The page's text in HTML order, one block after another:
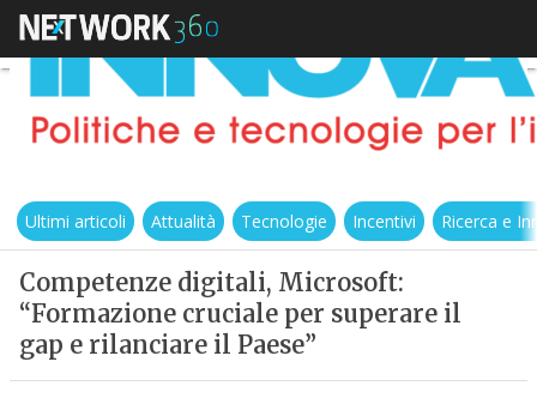
Ultimi articoli Attualità Tecnologie Incentivi Ricerca e
Competenze digitali, Microsoft:
“Formazione cruciale per superare il
gap e rilanciare il Paese”